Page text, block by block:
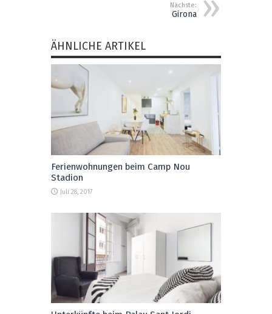
Nächste:
Girona
ÄHNLICHE ARTIKEL
Ferienwohnungen beim Camp Nou
Stadion
Juli 28, 2017